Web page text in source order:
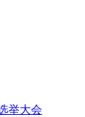
举大会